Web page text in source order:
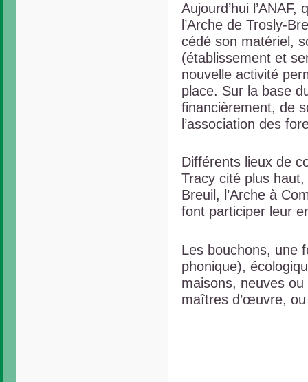
Aujourd’hui
l’Arche de Trosly-
cédé son matériel,
(établissement et
nouvelle activité
place. Sur la base
financièrement, de
l’association des
Différents lieux de
Tracy cité plus
Breuil, l’Arche à
font participer leur
Les bouchons, une
phonique),
maisons, neuves
maîtres d’œuvre,